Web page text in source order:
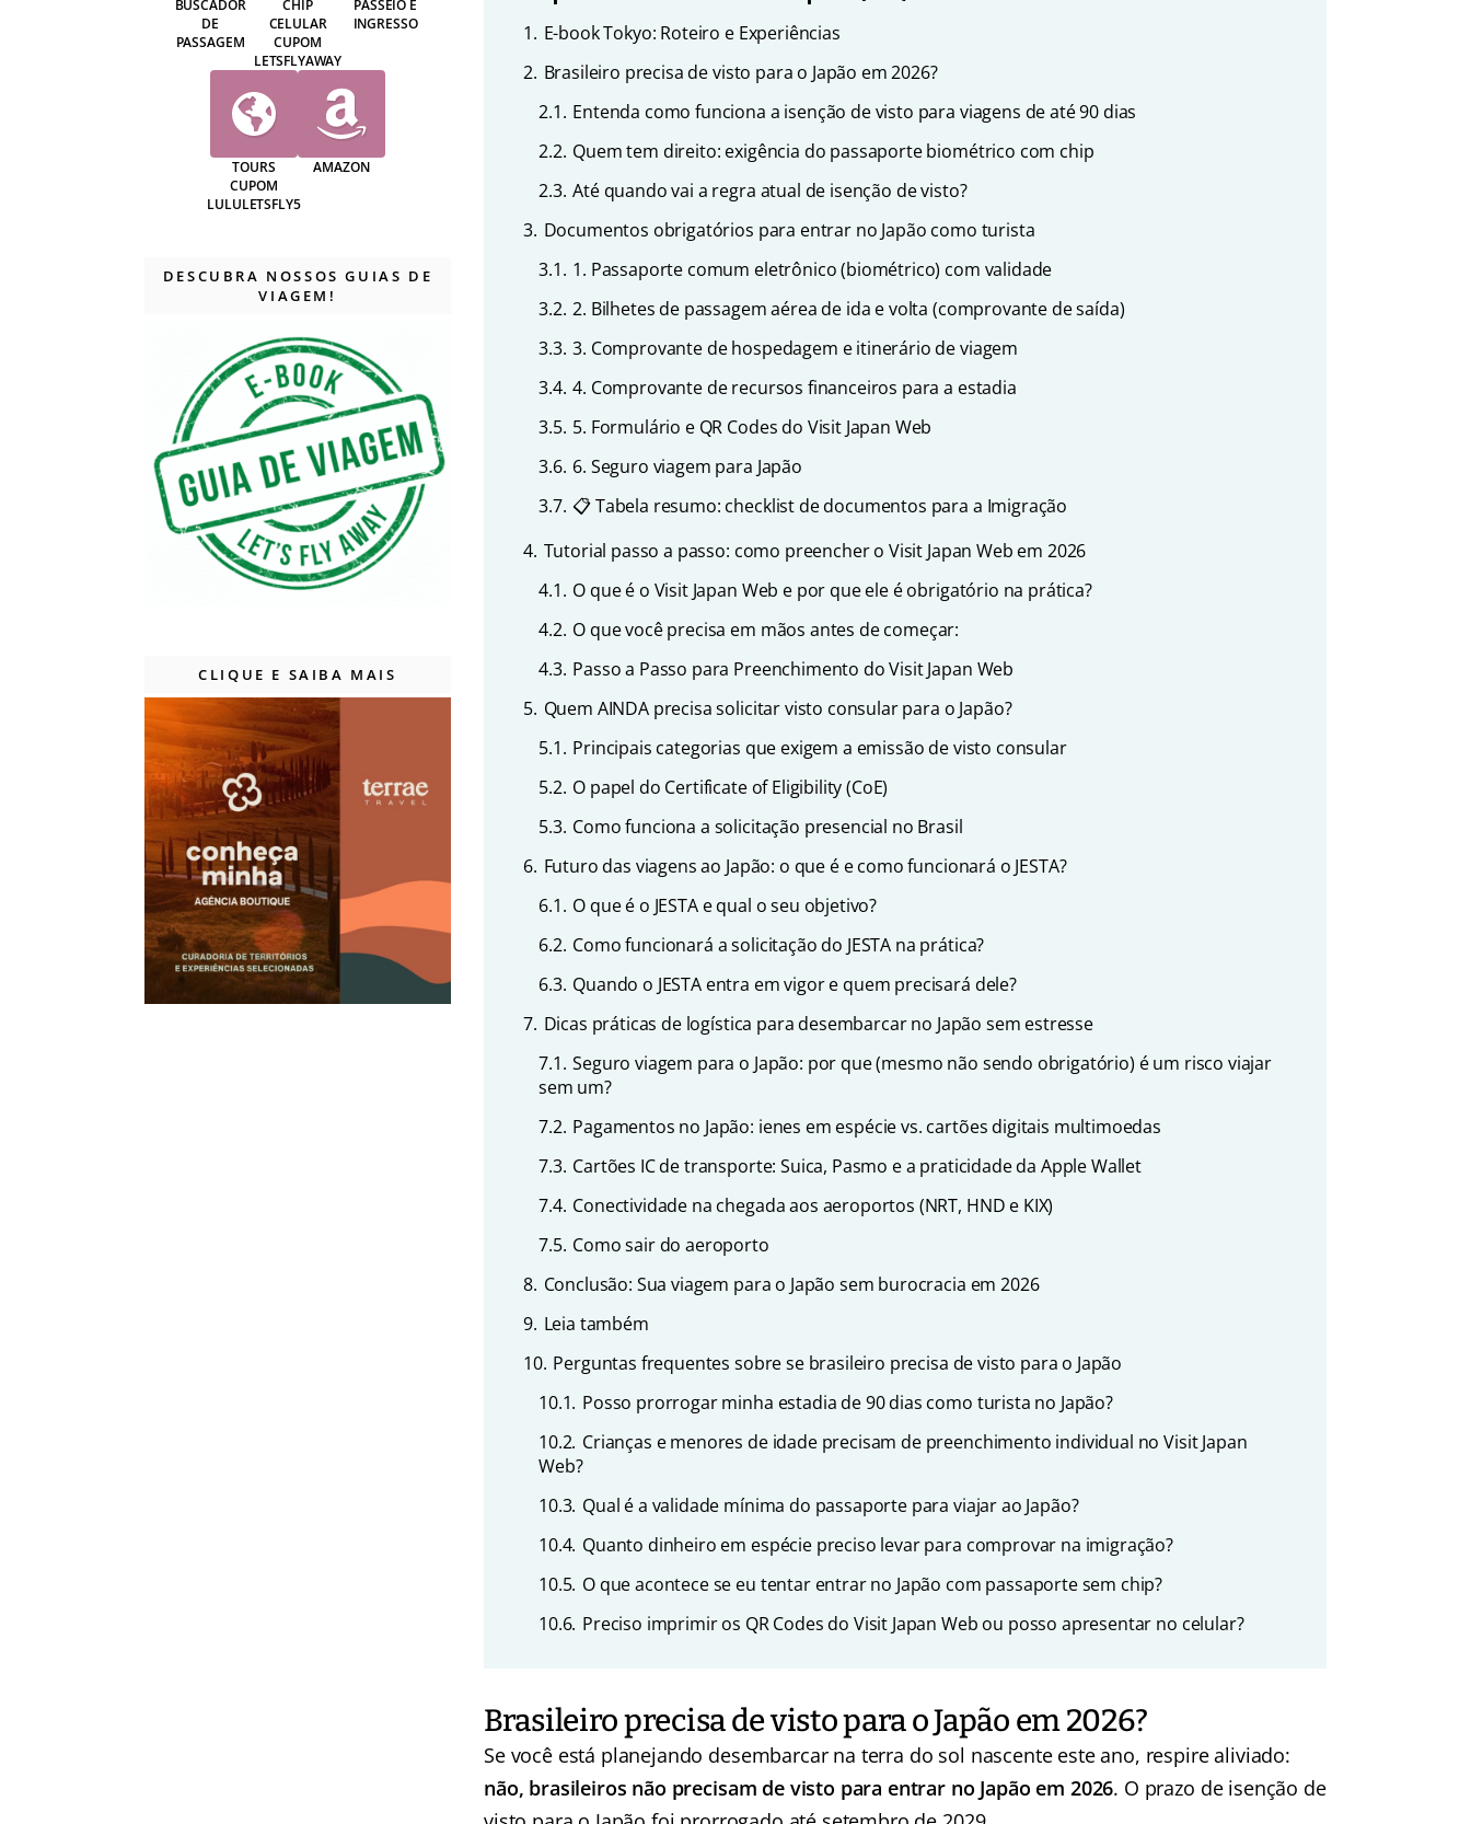
1. E-book Tokyo: Roteiro e Experiências
2. Brasileiro precisa de visto para o Japão em 2026?
2.1. Entenda como funciona a isenção de visto para viagens de até 90 dias
2.2. Quem tem direito: exigência do passaporte biométrico com chip
2.3. Até quando vai a regra atual de isenção de visto?
3. Documentos obrigatórios para entrar no Japão como turista
3.1. 1. Passaporte comum eletrônico (biométrico) com validade
3.2. 2. Bilhetes de passagem aérea de ida e volta (comprovante de saída)
3.3. 3. Comprovante de hospedagem e itinerário de viagem
3.4. 4. Comprovante de recursos financeiros para a estadia
3.5. 5. Formulário e QR Codes do Visit Japan Web
3.6. 6. Seguro viagem para Japão
3.7. 📋 Tabela resumo: checklist de documentos para a Imigração
4. Tutorial passo a passo: como preencher o Visit Japan Web em 2026
4.1. O que é o Visit Japan Web e por que ele é obrigatório na prática?
4.2. O que você precisa em mãos antes de começar:
4.3. Passo a Passo para Preenchimento do Visit Japan Web
5. Quem AINDA precisa solicitar visto consular para o Japão?
5.1. Principais categorias que exigem a emissão de visto consular
5.2. O papel do Certificate of Eligibility (CoE)
5.3. Como funciona a solicitação presencial no Brasil
6. Futuro das viagens ao Japão: o que é e como funcionará o JESTA?
6.1. O que é o JESTA e qual o seu objetivo?
6.2. Como funcionará a solicitação do JESTA na prática?
6.3. Quando o JESTA entra em vigor e quem precisará dele?
7. Dicas práticas de logística para desembarcar no Japão sem estresse
7.1. Seguro viagem para o Japão: por que (mesmo não sendo obrigatório) é um risco viajar
sem um?
7.2. Pagamentos no Japão: ienes em espécie vs. cartões digitais multimoedas
7.3. Cartões IC de transporte: Suica, Pasmo e a praticidade da Apple Wallet
7.4. Conectividade na chegada aos aeroportos (NRT, HND e KIX)
7.5. Como sair do aeroporto
8. Conclusão: Sua viagem para o Japão sem burocracia em 2026
9. Leia também
10. Perguntas frequentes sobre se brasileiro precisa de visto para o Japão
10.1. Posso prorrogar minha estadia de 90 dias como turista no Japão?
10.2. Crianças e menores de idade precisam de preenchimento individual no Visit Japan
Web?
10.3. Qual é a validade mínima do passaporte para viajar ao Japão?
10.4. Quanto dinheiro em espécie preciso levar para comprovar na imigração?
10.5. O que acontece se eu tentar entrar no Japão com passaporte sem chip?
10.6. Preciso imprimir os QR Codes do Visit Japan Web ou posso apresentar no celular?
Brasileiro precisa de visto para o Japão em 2026?
Se você está planejando desembarcar na terra do sol nascente este ano, respire aliviado:
não, brasileiros não precisam de visto para entrar no Japão em 2026. O prazo de isenção de
BUSCADOR
DE
PASSAGEM
CHIP
CELULAR
CUPOM
LETSFLYAWAY
PASSEIO E
INGRESSO
TOURS
CUPOM
LULULETSFLY5
AMAZON
DESCUBRA NOSSOS GUIAS DE
VIAGEM!
CLIQUE E SAIBA MAIS